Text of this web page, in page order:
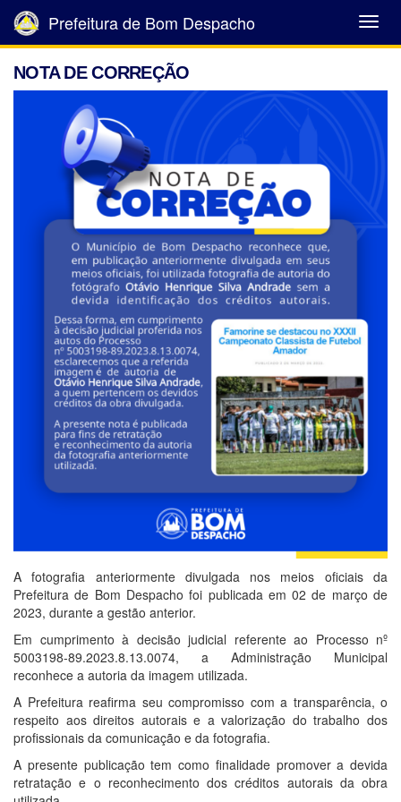
Abrir
Menu
Prefeitura de Bom Despacho
NOTA DE CORREÇÃO
A fotografia anteriormente divulgada nos meios oficiais da
Prefeitura de Bom Despacho foi publicada em 02 de março de
2023, durante a gestão anterior.
Em cumprimento à decisão judicial referente ao Processo nº
5003198-89.2023.8.13.0074, a Administração Municipal
reconhece a autoria da imagem utilizada.
A Prefeitura reafirma seu compromisso com a transparência, o
respeito aos direitos autorais e a valorização do trabalho dos
profissionais da comunicação e da fotografia.
A presente publicação tem como finalidade promover a devida
retratação e o reconhecimento dos créditos autorais da obra